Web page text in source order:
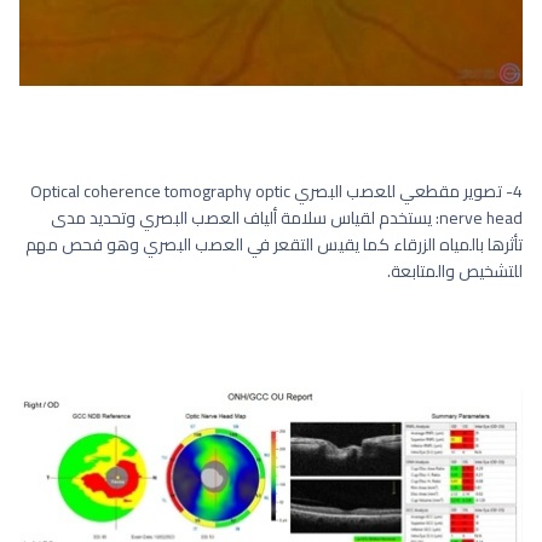
4- تصوير مقطعي للعصب البصري Optical coherence tomography optic
nerve head: يستخدم لقياس سلامة ألياف العصب البصري وتحديد مدى
تأثرها بالمياه الزرقاء كما يقيس التقعر في العصب البصري وهو فحص مهم
للتشخيص والمتابعة.